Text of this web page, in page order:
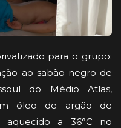
para o grupo:
ao sabão negro de
do Médio Atlas,
óleo de argão de
aquecido a 36°C no